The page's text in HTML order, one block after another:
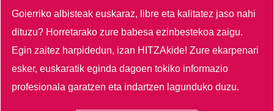
Goierriko albisteak euskaraz, libre eta kalitatez jaso nahi
dituzu? Horretarako zure babesa ezinbestekoa zaigu.
Egin zaitez harpidedun, izan HITZAkide!Zure ekarpenari
esker, euskaratik eginda dagoen tokiko informazio
profesionala garatzen eta indartzen lagunduko duzu.